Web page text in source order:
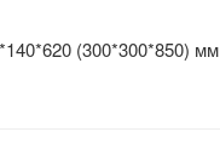
(300*300*850) мм